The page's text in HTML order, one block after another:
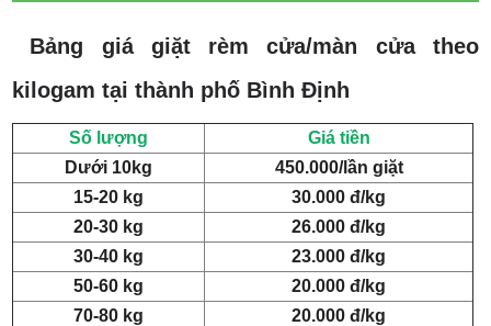
Bảng giá giặt rèm cửa/màn cửa theo
kilogam tại thành phố Bình Định
Số lượng
Giá tiền
Dưới 10kg
450.000/lần giặt
15-20 kg
30.000 đ/kg
20-30 kg
26.000 đ/kg
30-40 kg
23.000 đ/kg
50-60 kg
20.000 đ/kg
70-80 kg
20.000 đ/kg